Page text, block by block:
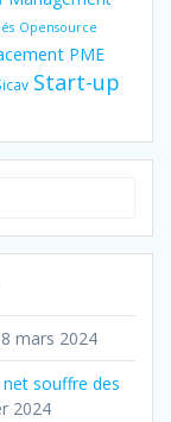
Opensource
PME
Start-up
8 mars 2024
souffre des
2024